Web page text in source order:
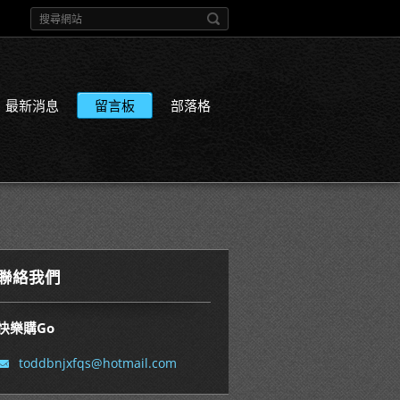
最新消息 留言板 部落格
絡我們
樂購Go
toddbnjxfqs@hotmail.com